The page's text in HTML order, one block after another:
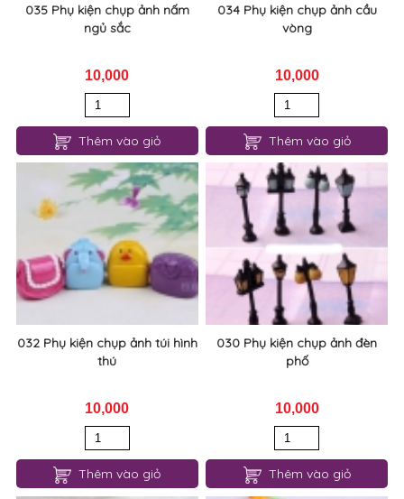
035 Phụ kiện chụp ảnh nấm
ngủ sắc
10,000
Thêm vào giỏ
034 Phụ kiện chụp ảnh cầu
vòng
10,000
Thêm vào giỏ
032 Phụ kiện chụp ảnh túi hình
thú
10,000
Thêm vào giỏ
030 Phụ kiện chụp ảnh đèn
phố
10,000
Thêm vào giỏ